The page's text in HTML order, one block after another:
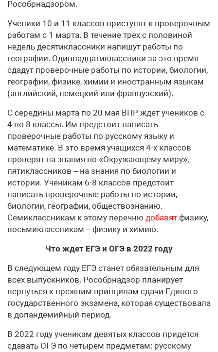
Рособрнадзором.
Ученики 10 и 11 классов приступят к проверочным
работам с 1 марта. В течение трех с половиной
недель десятиклассники напишут работы по
географии. Одиннадцатиклассники за это время
сдадут проверочные работы по истории, биологии,
географии, физике, химии и иностранным языкам
(английский, немецкий или французский).
С середины марта по 20 мая ВПР ждет учеников с
4 по 8 классы. Им предстоит написать
проверочные работы по русскому языку и
математике. В это время учащихся 4-х классов
проверят на знания по «Окружающему миру»,
пятиклассников – на знания по биологии и
истории. Ученикам 6-8 классов предстоит
написать проверочные работы по истории,
биологии, географии, обществознанию.
Семиклассникам к этому перечню добавят физику,
восьмиклассникам – физику и химию.
Что ждет ЕГЭ и ОГЭ в 2022 году
В следующем году ЕГЭ станет обязательным для
всех выпускников. Рособрнадзор планирует
вернуться к прежним принципам сдачи Единого
государственного экзамена, которая существовала
в допандемийный период.
В 2022 году ученикам девятых классов придется
сдавать ОГЭ по четырем предметам: русскому